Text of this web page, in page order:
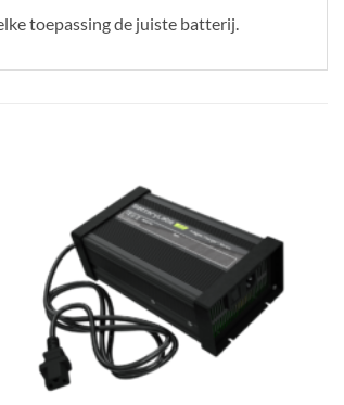
toepassing de juiste batterij.